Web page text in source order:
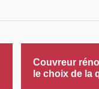
Couvreur
le choix de la